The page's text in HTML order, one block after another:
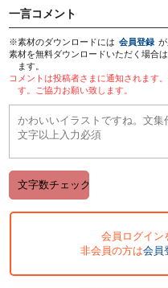
一言コメント
※素材のダウンロードには 会員登録
素材を無料ダウンロードいただく場合
ます。
コメントは投稿者さまに通知されます
す。ご協力お願い致します。
会員ログイン
非会員の方は会員